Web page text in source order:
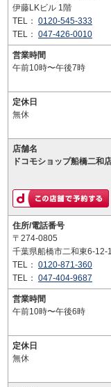
伊藤LKビル 1階
TEL： 0120-545-333
TEL： 047-426-0010
営業時間
午前10時〜午後7時
定休日
無休
店舗名
ドコモショップ船橋二和
住所/電話番号
〒274-0805
千葉県船橋市二和東6-12-
TEL： 0120-871-360
TEL： 047-404-9687
営業時間
午前10時〜午後6時
定休日
無休